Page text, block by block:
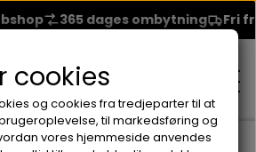
365 dages ombytning Fri
AMBER & JASMINE EDP50ml
cookies
og cookies fra tredjeparter til at
til markedsføring og
vores hjemmeside anvendes